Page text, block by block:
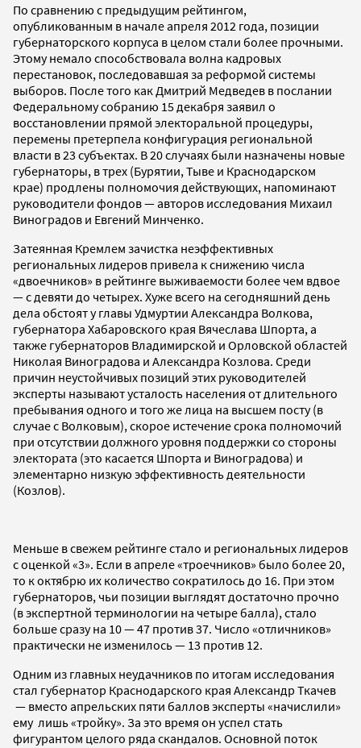
По сравнению с предыдущим рейтингом,
опубликованным в начале апреля 2012 года, позиции
губернаторского корпуса в целом стали более прочными.
Этому немало способствовала волна кадровых
перестановок, последовавшая за реформой системы
выборов. После того как Дмитрий Медведев в послании
Федеральному собранию 15 декабря заявил о
восстановлении прямой электоральной процедуры,
перемены претерпела конфигурация региональной
власти в 23 субъектах. В 20 случаях были назначены новые
губернаторы, в трех (Бурятии, Тыве и Краснодарском
крае) продлены полномочия действующих, напоминают
руководители фондов — авторов исследования Михаил
Виноградов и Евгений Минченко.
Затеянная Кремлем зачистка неэффективных
региональных лидеров привела к снижению числа
«двоечников» в рейтинге выживаемости более чем вдвое
— с девяти до четырех. Хуже всего на сегодняшний день
дела обстоят у главы Удмуртии Александра Волкова,
губернатора Хабаровского края Вячеслава Шпорта, а
также губернаторов Владимирской и Орловской областей
Николая Виноградова и Александра Козлова. Среди
причин неустойчивых позиций этих руководителей
эксперты называют усталость населения от длительного
пребывания одного и того же лица на высшем посту (в
случае с Волковым), скорое истечение срока полномочий
при отсутствии должного уровня поддержки со стороны
электората (это касается Шпорта и Виноградова) и
элементарно низкую эффективность деятельности
(Козлов).
Меньше в свежем рейтинге стало и региональных лидеров
с оценкой «3». Если в апреле «троечников» было более 20,
то к октябрю их количество сократилось до 16. При этом
губернаторов, чьи позиции выглядят достаточно прочно
(в экспертной терминологии на четыре балла), стало
больше сразу на 10 — 47 против 37. Число «отличников»
практически не изменилось — 13 против 12.
Одним из главных неудачников по итогам исследования
стал губернатор Краснодарского края Александр Ткачев
— вместо апрельских пяти баллов эксперты «начислили»
ему лишь «тройку». За это время он успел стать
фигурантом целого ряда скандалов. Основной поток